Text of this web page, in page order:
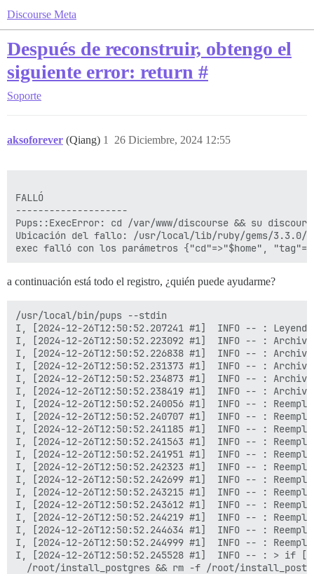
Discourse Meta
Después de reconstruir, obtengo el
siguiente error: return #
Soporte
aksoforever (Qiang) 26 Diciembre, 2024 12:55
1
FALLÓ
--------------------
Pups::ExecError: cd /var/www/discourse && su
Ubicación del fallo: /usr/local/lib/ruby/gems/3.3.0/
a continuación está todo el registro, ¿quién puede ayudarme?
/usr/local/bin/pups --stdin
I, [2024-12-26T12:50:52.207241 #1]  INFO -- : Leyendo desde stdin
I, [2024-12-26T12:50:52.223092 #1]  INFO -- : Archivo > /etc/service/postgres/run  chmod: +x  chown:
I, [2024-12-26T12:50:52.226838 #1]  INFO -- : Archivo > /etc/service/postgres/log/run  chmod: +x  chown:
I, [2024-12-26T12:50:52.231373 #1]  INFO -- : Archivo > /etc/runit/3.d/99-postgres  chmod: +x  chown:
I, [2024-12-26T12:50:52.234873 #1]  INFO -- : Archivo > /root/install_postgres  chmod: +x  chown:
I, [2024-12-26T12:50:52.238419 #1]  INFO -- : Archivo > /root/upgrade_postgres  chmod: +x  chown:
I, [2024-12-26T12:50:52.240056 #1]  INFO -- : Reemplazando data_directory = '/var/lib/postgresql/13/main' con data_directory = '/shared/postgres_data' en /etc/postgresql/13/main/postgresql.conf
I, [2024-12-26T12:50:52.240707 #1]  INFO -- : Reemplazando (?-mix:#?listen_addresses *=.*) con listen_addresses = '*' en /etc/postgresql/13/main/postgresql.conf
I, [2024-12-26T12:50:52.241185 #1]  INFO -- : Reemplazando (?-mix:#?synchronous_commit *=.*) con synchronous_commit = $db_synchronous_commit en /etc/postgresql/13/main/postgresql.conf
I, [2024-12-26T12:50:52.241563 #1]  INFO -- : Reemplazando (?-mix:#?shared_buffers *=.*) con shared_buffers = $db_shared_buffers en /etc/postgresql/13/main/postgresql.conf
I, [2024-12-26T12:50:52.241951 #1]  INFO -- : Reemplazando (?-mix:#?work_mem *=.*) con work_mem = $db_work_mem en /etc/postgresql/13/main/postgresql.conf
I, [2024-12-26T12:50:52.242323 #1]  INFO -- : Reemplazando (?-mix:#?default_text_search_config *=.*) con default_text_search_config = '$db_default_text_search_config' en /etc/postgresql/13/main/postgresql.conf
I, [2024-12-26T12:50:52.242699 #1]  INFO -- : Reemplazando (?-mix:#?checkpoint_segments *=.*) con checkpoint_segments = $db_checkpoint_segments en /etc/postgresql/13/main/postgresql.conf
I, [2024-12-26T12:50:52.243215 #1]  INFO -- : Reemplazando (?-mix:#?logging_collector *=.*) con logging_collector = $db_logging_collector en /etc/postgresql/13/main/postgresql.conf
I, [2024-12-26T12:50:52.243612 #1]  INFO -- : Reemplazando (?-mix:#?log_min_duration_statement *=.*) con log_min_duration_statement = $db_log_min_duration_statement en /etc/postgresql/13/main/postgresql.conf
I, [2024-12-26T12:50:52.244219 #1]  INFO -- : Reemplazando (?-mix:^#local +replication +postgres +peer$) con local replication postgres  peer en /etc/postgresql/13/main/pg_hba.conf
I, [2024-12-26T12:50:52.244634 #1]  INFO -- : Reemplazando (?-mix:^host.*all.*all.*127.*$) con host all all 0.0.0.0/0 md5 en /etc/postgresql/13/main/pg_hba.conf
I, [2024-12-26T12:50:52.244999 #1]  INFO -- : Reemplazando (?-mix:^host.*all.*all.*::1\/128.*$) con host all all ::/0 md5 en /etc/postgresql/13/main/pg_hba.conf
I, [2024-12-26T12:50:52.245528 #1]  INFO -- : > if [ -f /root/install_postgres ]; then
  /root/install_postgres && rm -f /root/install_postgres
elif [ -e /shared/postgres_run/.s.PGSQL.5432 ]; then
  socat /dev/null UNIX-CONNECT:/shared/postgres_run/.s.PGSQL.5432 || exit 0 && echo postgres ya está en ejecución, detener contenedor ; exit 1
fi

I, [2024-12-26T12:50:58.805083 #1]  INFO -- : Generando locales (esto puede tardar un poco)...
  en_US.UTF-8... hecho
Generación completa.

I, [2024-12-26T12:50:58.805434 #1]  INFO -- : > HOME=/var/lib/postgresql USER=postgres exec chpst -u postgres:postgres:ssl-cert -U postgres:postgres:ssl-cert /usr/lib/postgresql/13/bin/postmaster -D /etc/postgresql/13/main
I, [2024-12-26T12:50:58.812375 #1]  INFO -- : Archivo > /usr/local/bin/create_db  chmod: +x  chown:
I, [2024-12-26T12:50:58.818965 #1]  INFO -- : Archivo > /var/lib/postgresql/take-database-backup  chmod: +x  chown: postgres:postgres
I, [2024-12-26T12:50:58.823036 #1]  INFO -- : Archivo > /var/spool/cron/crontabs/postgres  chmod:   chown:
I, [2024-12-26T12:50:58.823281 #1]  INFO -- : > sleep 5
2024-12-26 12:50:58.899 GMT [39] LOG:  omitiendo archivo de configuración faltante "/shared/postgres_data/postgresql.auto.conf"
2024-12-26 12:50:58.903 UTC [39] FATAL:  el directorio de datos "/shared/postgres_data" tiene permisos incorrectos
2024-12-26 12:50:58.903 UTC [39] SUGERENCIA:  El servidor debe iniciarse por el usuario que posee el directorio de datos.
I, [2024-12-26T12:51:03.826002 #1]  INFO -- :
I, [2024-12-26T12:51:03.826212 #1]  INFO -- : > /usr/local/bin/create_db
createdb: error: no se pudo conectar a la base de datos template1: la conexión al servidor en el socket "/var/run/postgresql/.s.PGSQL.5432" falló: No existe el archivo o directorio
        ¿El servidor está ejecutándose localmente y aceptando conexiones en ese socket?
psql: error: la conexión al servidor en el socket "/var/run/postgresql/.s.PGSQL.5432" falló: No existe el archivo o directorio
        ¿El servidor está ejecutándose localmente y aceptando conexiones en ese socket?
psql: error: la conexión al servidor en el socket "/var/run/postgresql/.s.PGSQL.5432" falló: No existe el archivo o directorio
        ¿El servidor está ejecutándose localmente y aceptando conexiones en ese socket?
psql: error: la conexión al servidor en el socket "/var/run/postgresql/.s.PGSQL.5432" falló: No existe el archivo o directorio
        ¿El servidor está ejecutándose localmente y aceptando conexiones en ese socket?
psql: error: la conexión al servidor en el socket "/var/run/postgresql/.s.PGSQL.5432" falló: No existe el archivo o directorio
        ¿El servidor está ejecutándose localmente y aceptando conexiones en ese socket?
psql: error: la conexión al servidor en el socket "/var/run/postgresql/.s.PGSQL.5432" falló: No existe el archivo o directorio
        ¿El servidor está ejecutándose localmente y aceptando conexiones en ese socket?
psql: error: la conexión al servidor en el socket "/var/run/postgresql/.s.PGSQL.5432" falló: No existe el archivo o directorio
        ¿El servidor está ejecutándose localmente y aceptando conexiones en ese socket?
psql: error: la conexión al servidor en el socket "/var/run/postgresql/.s.PGSQL.5432" falló: No existe el archivo o directorio
        ¿El servidor está ejecutándose localmente y aceptando conexiones en ese socket?
psql: error: la conexión al servidor en el socket "/var/run/postgresql/.s.PGSQL.5432" falló: No existe el archivo o directorio
        ¿El servidor está ejecutándose localmente y aceptando conexiones en ese socket?
psql: error: la conexión al servidor en el socket "/var/run/postgresql/.s.PGSQL.5432" falló: No existe el archivo o directorio
        ¿El servidor está ejecutándose localmente y aceptando conexiones en ese socket?
psql: error: la conexión al servidor en el socket "/var/run/postgresql/.s.PGSQL.5432" falló: No existe el archivo o directorio
        ¿El servidor está ejecutándose localmente y aceptando conexiones en ese socket?
psql: error: la conexión al servidor en el socket "/var/run/postgresql/.s.PGSQL.5432" falló: No existe el archivo o directorio
        ¿El servidor está ejecutándose localmente y aceptando conexiones en ese socket?
psql: error: la conexión al servidor en el socket "/var/run/postgresql/.s.PGSQL.5432" falló: No existe el archivo o directorio
        ¿El servidor está ejecutándose localmente y aceptando conexiones en ese socket?
psql: error: la conexión al servidor en el socket "/var/run/postgresql/.s.PGSQL.5432" falló: No existe el archivo o directorio
        ¿El servidor está ejecutándose localmente y aceptando conexiones en ese socket?
I, [2024-12-26T12:51:04.472673 #1]  INFO -- :
I, [2024-12-26T12:51:04.472805 #1]  INFO -- : > echo postgres instalado!
I, [2024-12-26T12:51:04.474368 #1]  INFO -- : postgres instalado!

I, [2024-12-26T12:51:04.479147 #1]  INFO -- : Archivo > /etc/service/redis/run  chmod: +x  chown:
I, [2024-12-26T12:51:04.483492 #1]  INFO -- : Archivo > /etc/service/redis/log/run  chmod: +x  chown:
I, [2024-12-26T12:51:04.487637 #1]  INFO -- : Archivo > /etc/runit/3.d/10-redis  chmod: +x  chown:
I, [2024-12-26T12:51:04.488582 #1]  INFO -- : Reemplazando daemonize yes con  en /etc/redis/redis.conf
I, [2024-12-26T12:51:04.489262 #1]  INFO -- : Reemplazando (?-mix:^pidfile.*$) con  en /etc/redis/redis.conf
I, [2024-12-26T12:51:04.489751 #1]  INFO -- : > install -d -m 0755 -o redis -g redis /shared/redis_data
I, [2024-12-26T12:51:04.493498 #1]  INFO -- :
I, [2024-12-26T12:51:04.493959 #1]  INFO -- : Reemplazando (?-mix:^logfile.*$) con logfile "" en /etc/redis/redis.conf
I, [2024-12-26T12:51:04.494534 #1]  INFO -- : Reemplazando (?-mix:^bind .*$) con  en /etc/redis/redis.conf
I, [2024-12-26T12:51:04.495122 #1]  INFO -- : Reemplazando (?-mix:^dir .*$) con dir /shared/redis_data en /etc/redis/redis.conf
I, [2024-12-26T12:51:04.495772 #1]  INFO -- : Reemplazando (?-mix:^protected-mode yes) con protected-mode no en /etc/redis/redis.conf
I, [2024-12-26T12:51:04.496298 #1]  INFO -- : Reemplazando # io-threads 4 con io-threads $redis_io_threads en /etc/redis/redis.conf
I, [2024-12-26T12:51:04.496781 #1]  INFO -- : > echo redis instalado
I, [2024-12-26T12:51:04.498507 #1]  INFO -- : redis instalado

I, [2024-12-26T12:51:04.498696 #1]  INFO -- : > cat /etc/redis/redis.conf | grep logfile
I, [2024-12-26T12:51:04.502939 #1]  INFO -- : logfile ""

I, [2024-12-26T12:51:04.503105 #1]  INFO -- : > exec chpst -u redis -U redis /usr/bin/redis-server /etc/redis/redis.conf
I, [2024-12-26T12:51:04.504381 #1]  INFO -- : > sleep 10
87:C 26 dic 2024 12:51:04.522 # oO0OoO0OoO0Oo Redis está iniciando oO0OoO0OoO0Oo
87:C 26 dic 2024 12:51:04.522 # Versión de Redis=7.0.7, bits=64, commit=00000000, modificado=0, pid=87, acaba de iniciar
87:C 26 dic 2024 12:51:04.522 # Configuración cargada
87:M 26 dic 2024 12:51:04.523 * reloj monótono: POSIX clock_gettime
87:M 26 dic 2024 12:51:04.525 * Modo de ejecución=standalone, puerto=6379.
87:M 26 dic 2024 12:51:04.525 # Servidor inicializado
87:M 26 dic 2024 12:51:04.525 # ADVERTENCIA ¡Se debe habilitar el sobrecompromiso de memoria! Sin ello, una guardado en segundo plano o replicación puede fallar bajo condiciones de baja memoria. Al estar deshabilitado,